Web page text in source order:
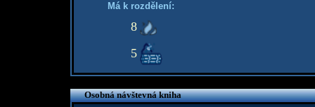
Má k rozdělení:
8
5
Osobná návštevná kniha